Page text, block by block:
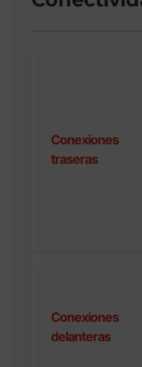
Conexiones
traseras
Conexiones
delanteras